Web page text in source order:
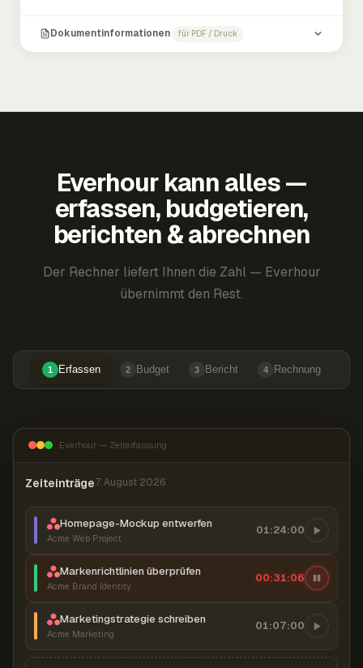
Dokumentinformationen für PDF / Druck
Everhour kann alles —
erfassen, budgetieren,
berichten & abrechnen
Der Rechner liefert Ihnen die Zahl — Everhour
übernimmt den Rest.
1 Erfassen 2 Budget 3 Bericht 4 Rechnung
Everhour — Zeiterfassung
Zeiteinträge7. August 2026
Homepage-Mockup entwerfen
Acme Web Project
01:24:00
Markenrichtlinien überprüfen
Acme Brand Identity
00:31:07
Marketingstrategie schreiben
Acme Marketing
01:07:00